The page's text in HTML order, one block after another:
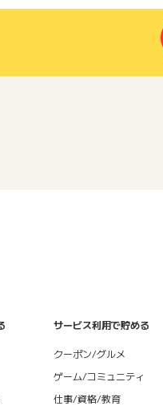
サービス利用で貯める
クーポン/グルメ
ゲーム/コミュニティ
仕事/資格/教育